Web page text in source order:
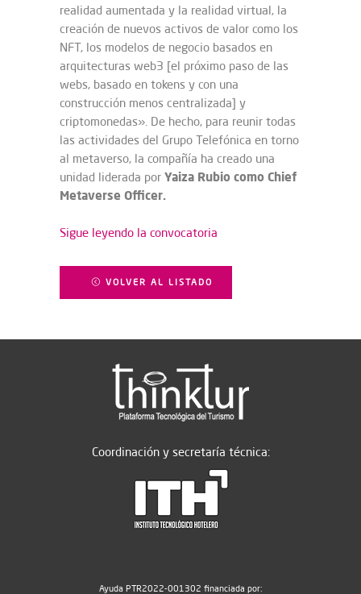
realidad aumentada y la realidad virtual, la
creación de nuevos activos de valor como los
NFT, los modelos de negocio basados en
arquitecturas web3 [el próximo paso de las
webs, basado en tokens y con una
construcción menos centralizada] y
criptomonedas». De hecho, para reunir todas
las actividades del Grupo Telefónica en torno
al metaverso, la compañía ha creado una
unidad liderada por Yaiza Rubio como Chief
Metaverse Officer.
Sigue leyendo la convocatoria
VOLVER AL LISTADO
Coordinación y secretaría técnica:
Ayuda PTR2022-001302 financiada por: